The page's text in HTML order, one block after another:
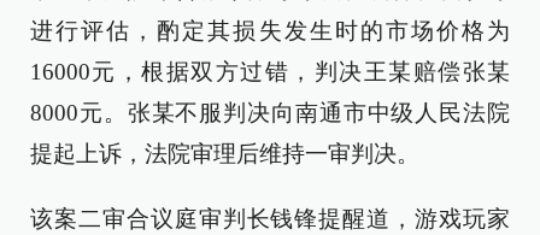
进行评估，酌定其损失发生时的市场价格为
16000元，根据双方过错，判决王某赔偿张某
8000元。张某不服判决向南通市中级人民法院
提起上诉，法院审理后维持一审判决。
该案二审合议庭审判长钱锋提醒道，游戏玩家